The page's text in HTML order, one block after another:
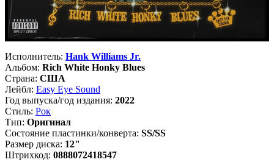
Исполнитель: Hank Williams Jr.
Альбом: Rich White Honky Blues
Страна: США
Лейбл: Easy Eye Sound
Год выпуска/год издания: 2022
Стиль: Рок
Тип: Оригинал
Состояние пластинки/конверта: SS/SS
Размер диска: 12"
Штрихкод: 0888072418547